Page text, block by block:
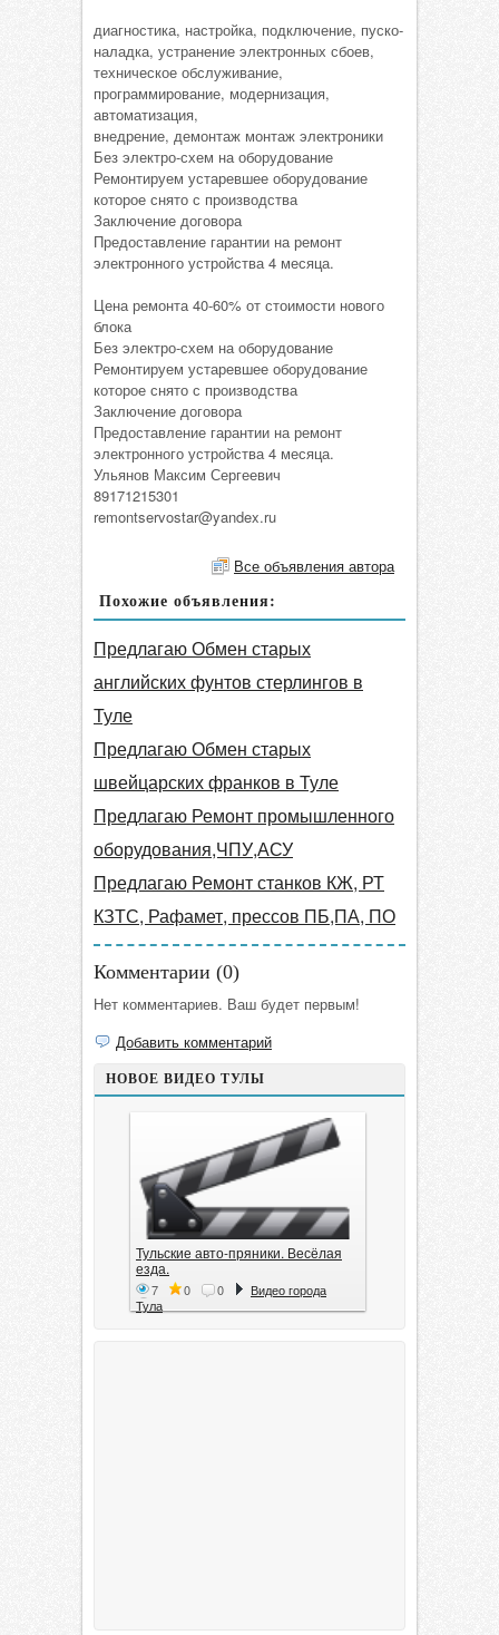
диагностика, настройка, подключение, пуско-
наладка, устранение электронных сбоев,
техническое обслуживание,
программирование, модернизация,
автоматизация,
внедрение, демонтаж монтаж электроники
Без электро-схем на оборудование
Ремонтируем устаревшее оборудование
которое снято с производства
Заключение договора
Предоставление гарантии на ремонт
электронного устройства 4 месяца.
Цена ремонта 40-60% от стоимости нового
блока
Без электро-схем на оборудование
Ремонтируем устаревшее оборудование
которое снято с производства
Заключение договора
Предоставление гарантии на ремонт
электронного устройства 4 месяца.
Ульянов Максим Сергеевич
89171215301
remontservostar@yandex.ru
Все объявления автора
Похожие объявления:
Предлагаю Обмен старых
английских фунтов стерлингов в
Туле
Предлагаю Обмен старых
швейцарских франков в Туле
Предлагаю Ремонт промышленного
оборудования,ЧПУ,АСУ
Предлагаю Ремонт станков КЖ, РТ
КЗТС, Рафамет, прессов ПБ,ПА, ПО
Комментарии (0)
Нет комментариев. Ваш будет первым!
Добавить комментарий
НОВОЕ ВИДЕО ТУЛЫ
Тульские авто-пряники. Весёлая
езда.
7 0 0
Видео города
Тула